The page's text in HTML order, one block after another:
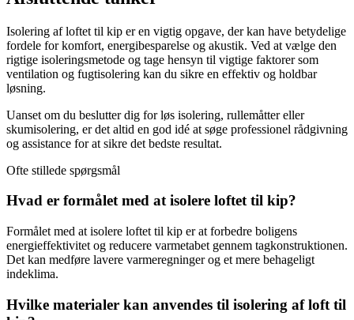
Isolering af loftet til kip er en vigtig opgave, der kan have betydelige
fordele for komfort, energibesparelse og akustik. Ved at vælge den
rigtige isoleringsmetode og tage hensyn til vigtige faktorer som
ventilation og fugtisolering kan du sikre en effektiv og holdbar
løsning.
Uanset om du beslutter dig for løs isolering, rullemåtter eller
skumisolering, er det altid en god idé at søge professionel rådgivning
og assistance for at sikre det bedste resultat.
Ofte stillede spørgsmål
Hvad er formålet med at isolere loftet til kip?
Formålet med at isolere loftet til kip er at forbedre boligens
energieffektivitet og reducere varmetabet gennem tagkonstruktionen.
Det kan medføre lavere varmeregninger og et mere behageligt
indeklima.
Hvilke materialer kan anvendes til isolering af loft til